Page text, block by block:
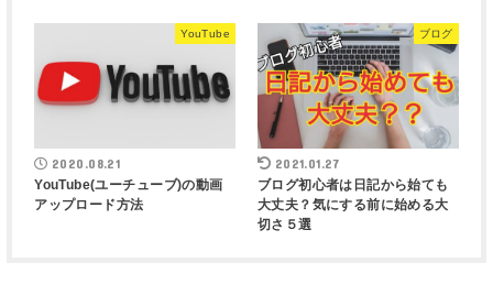
YouTube
2020.08.21
YouTube(ユーチューブ)の動画
アップロード方法
ブログ
2021.01.27
ブログ初心者は日記から始ても
大丈夫？気にする前に始める大
切さ５選